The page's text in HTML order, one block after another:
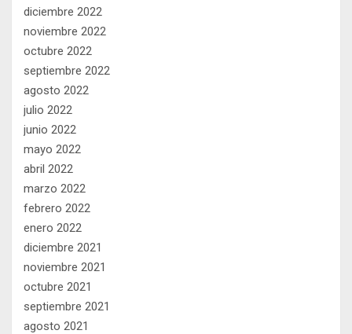
diciembre 2022
noviembre 2022
octubre 2022
septiembre 2022
agosto 2022
julio 2022
junio 2022
mayo 2022
abril 2022
marzo 2022
febrero 2022
enero 2022
diciembre 2021
noviembre 2021
octubre 2021
septiembre 2021
agosto 2021